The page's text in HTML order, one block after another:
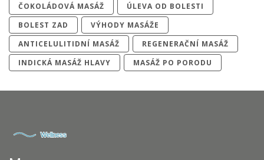
ČOKOLÁDOVÁ MASÁŽ
ÚLEVA OD BOLESTI
BOLEST ZAD
VÝHODY MASÁŽE
ANTICELULITIDNÍ MASÁŽ
REGENERAČNÍ MASÁŽ
INDICKÁ MASÁŽ HLAVY
MASÁŽ PO PORODU